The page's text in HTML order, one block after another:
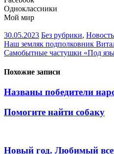
Одноклассники
Мой мир
30.05.2023 Без рубрики,
Навигация
по
записям
Наш земляк подполковник
Самобытные частушки «Под
Похожие записи
Названы победители
Помогите найти собаку
Новый год. Любимый